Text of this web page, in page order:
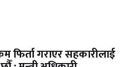
फिर्ता गराएर सहकारीलाई